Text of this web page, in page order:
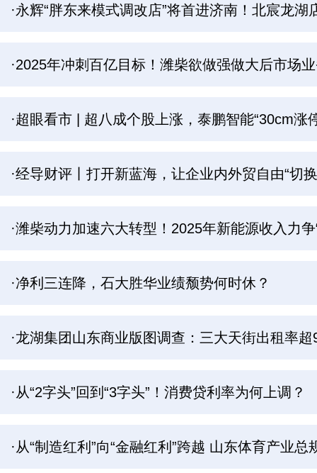
·永辉“胖东来模式调改店”将首进济南！北宸龙湖
·2025年冲刺百亿目标！潍柴欲做强做大后市场
·超眼看市 | 超八成个股上涨，泰鹏智能“30cm涨
·经导财评丨打开新蓝海，让企业内外贸自由“切
·潍柴动力加速六大转型！2025年新能源收入力争
·净利三连降，石大胜华业绩颓势何时休？
·龙湖集团山东商业版图调查：三大天街出租率
·从“2字头”回到“3字头”！消费贷利率为何上调？
·从“制造红利”向“金融红利”跨越 山东体育产业